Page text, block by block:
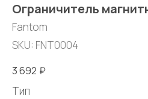
Ограничитель
Fantom
SKU: FNT0004
3 692 ₽
Тип